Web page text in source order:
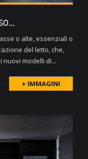
o alte, essenziali o
del letto, che,
modelli di...
+ IMMAGINI